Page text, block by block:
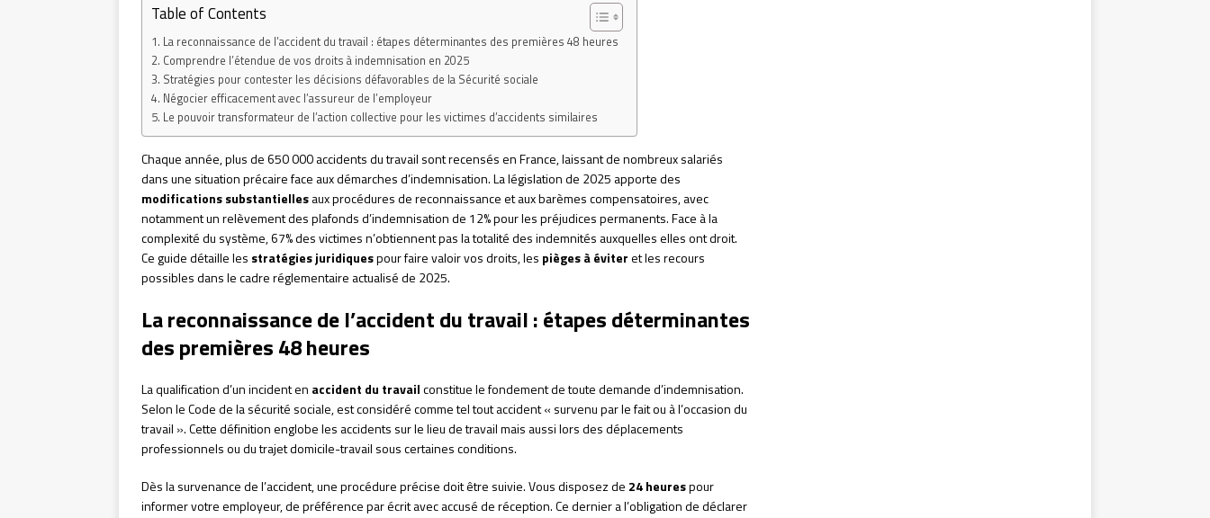
Table of Contents
La reconnaissance de l’accident du travail : étapes déterminantes des premières 48 heures
Comprendre l’étendue de vos droits à indemnisation en 2025
Stratégies pour contester les décisions défavorables de la Sécurité sociale
Négocier efficacement avec l’assureur de l’employeur
Le pouvoir transformateur de l’action collective pour les victimes d’accidents similaires
Chaque année, plus de 650 000 accidents du travail sont recensés en France, laissant de nombreux salariés
dans une situation précaire face aux démarches d’indemnisation. La législation de 2025 apporte des
modifications substantiellesaux procédures de reconnaissance et aux barèmes compensatoires, avec
notamment un relèvement des plafonds d’indemnisation de 12% pour les préjudices permanents. Face à la
complexité du système, 67% des victimes n’obtiennent pas la totalité des indemnités auxquelles elles ont droit.
Ce guide détaille les stratégies juridiquespour faire valoir vos droits, les pièges à éviteret les recours
possibles dans le cadre réglementaire actualisé de 2025.
La reconnaissance de l’accident du travail : étapes déterminantes
des premières 48 heures
La qualification d’un incident en accident du travailconstitue le fondement de toute demande d’indemnisation.
Selon le Code de la sécurité sociale, est considéré comme tel tout accident « survenu par le fait ou à l’occasion du
travail ». Cette définition englobe les accidents sur le lieu de travail mais aussi lors des déplacements
professionnels ou du trajet domicile-travail sous certaines conditions.
Dès la survenance de l’accident, une procédure précise doit être suivie. Vous disposez de 24 heurespour
informer votre employeur, de préférence par écrit avec accusé de réception. Ce dernier a l’obligation de déclarer